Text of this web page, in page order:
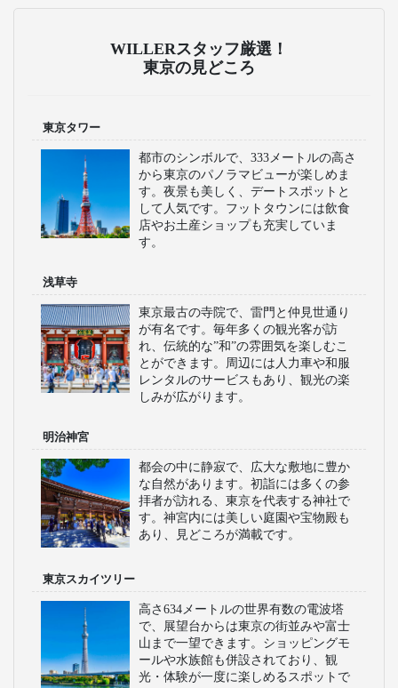
WILLERスタッフ厳選！
東京の見どころ
東京タワー
都市のシンボルで、333メートルの高さ
から東京のパノラマビューが楽しめま
す。夜景も美しく、デートスポットと
して人気です。フットタウンには飲食
店やお土産ショップも充実していま
す。
浅草寺
東京最古の寺院で、雷門と仲見世通り
が有名です。毎年多くの観光客が訪
れ、伝統的な”和”の雰囲気を楽しむこ
とができます。周辺には人力車や和服
レンタルのサービスもあり、観光の楽
しみが広がります。
明治神宮
都会の中に静寂で、広大な敷地に豊か
な自然があります。初詣には多くの参
拝者が訪れる、東京を代表する神社で
す。神宮内には美しい庭園や宝物殿も
あり、見どころが満載です。
東京スカイツリー
高さ634メートルの世界有数の電波塔
で、展望台からは東京の街並みや富士
山まで一望できます。ショッピングモ
ールや水族館も併設されており、観
光・体験が一度に楽しめるスポットで